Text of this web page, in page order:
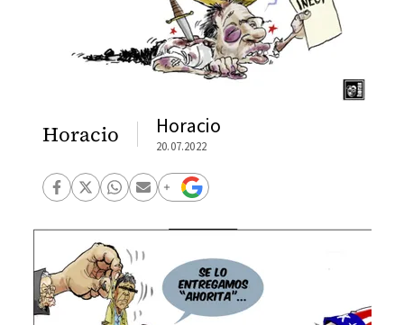
Horacio Horacio
20.07.2022